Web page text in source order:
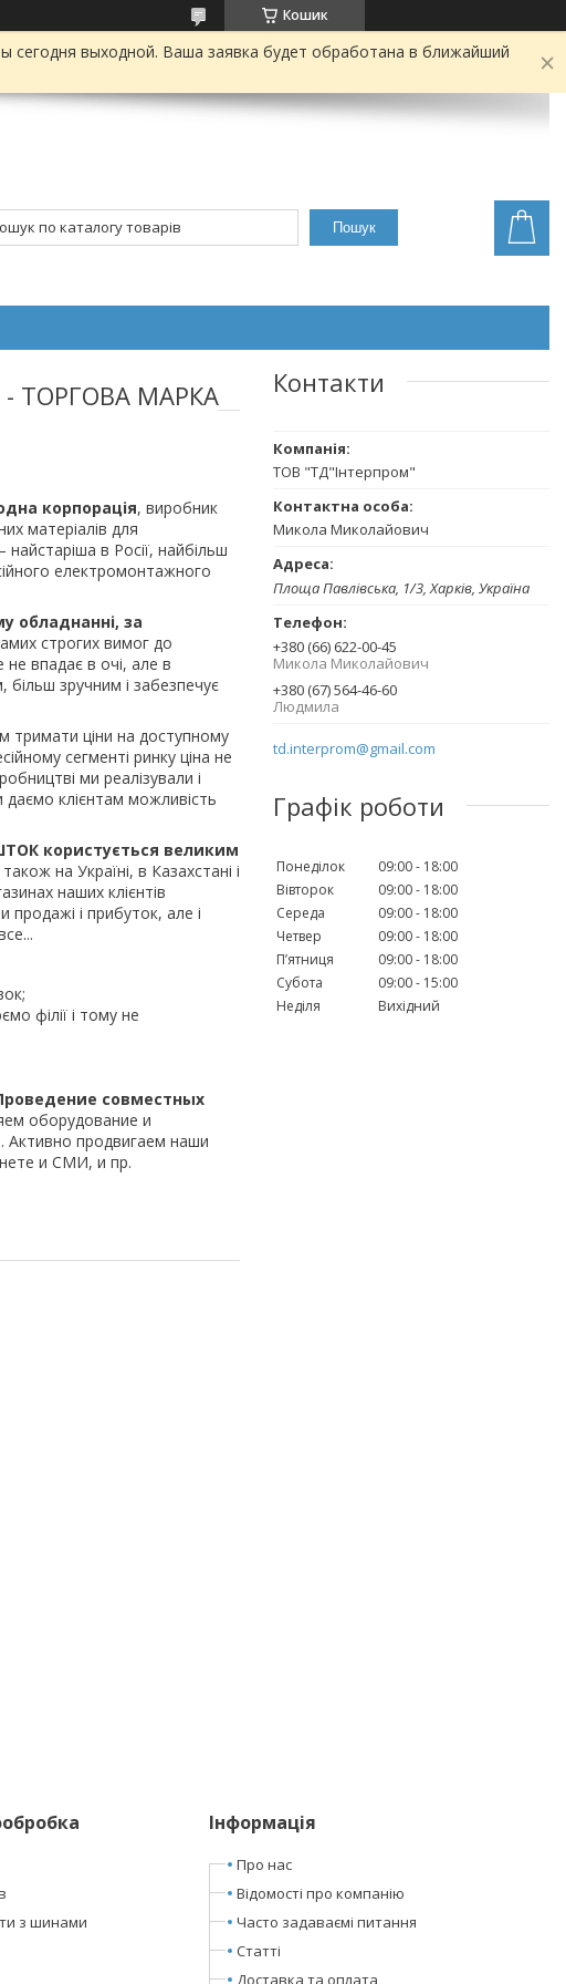
Кошик
сегодня выходной. Ваша заявка будет обработана в ближайший
Пошук
- ТОРГОВА МАРКА
корпорація, виробник
матеріалів для
в Росії, найбільш
електромонтажного
обладнанні, за
строгих вимог до
не впадає в очі, але в
більш зручним і забезпечує
тримати ціни на доступному
сегменті ринку ціна не
ми реалізували і
даємо клієнтам можливість
користується великим
на Україні, в Казахстані і
наших клієнтів
і прибуток, але і
філії і тому не
совместных
оборудование и
продвигаем наши
и СМИ, и пр.
Контакти
ТОВ "ТД"Інтерпром"
Микола Миколайович
Площа Павлівська, 1/3, Харків, Україна
+380 (66) 622-00-45
Микола Миколайович
+380 (67) 564-46-60
Людмила
td.interprom@gmail.com
Графік роботи
Понеділок 09:00
18:00
Вівторок
09:00
18:00
Середа
09:00
18:00
Четвер
09:00
18:00
Пʼятниця
09:00
18:00
Субота
09:00
15:00
Неділя
Вихідний
з шинами
Інформація
Про нас
Відомості про компанію
Часто задаваємі питання
Статті
Доставка та оплата